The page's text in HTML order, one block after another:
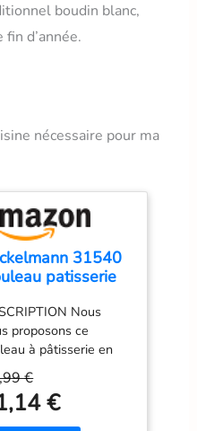
boudin blanc,
d’année.
nécessaire pour ma
31540
patisserie
cuisine,
de
patisserie,
à patisserie,
Métal, 44,5 x 6
Nous
proposons ce
à pâtisserie en
de hêtre clair, poncé
Au centre du
il y a un axe
qui lui donne
€
€